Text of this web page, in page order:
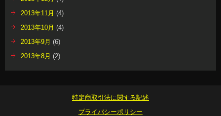
2013年11月 (4)
2013年10月 (4)
2013年9月 (6)
2013年8月 (2)
特定商取引法に関する記述
プライバシーポリシー